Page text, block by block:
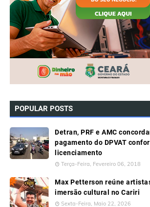
POPULAR POSTS
Detran, PRF e AMC
pagamento do DPVAT
licenciamento
Terça-Feira, Fevereiro 06, 2018
Max Petterson reúne
imersão cultural no Cariri
Sexta-Feira, Maio 22, 2026